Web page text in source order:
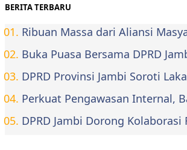
BERITA TERBARU
Ribuan Massa dari Aliansi
Buka Puasa Bersama DPRD
DPRD Provinsi Jambi Soroti
Perkuat Pengawasan Internal,
DPRD Jambi Dorong